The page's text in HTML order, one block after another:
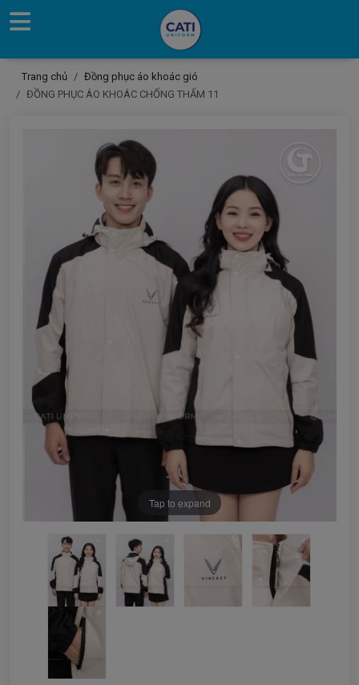
Trang chủ
Đồng phục áo khoác gió
ĐỒNG PHỤC ÁO KHOÁC CHỐNG THẤM 11
Tap to expand